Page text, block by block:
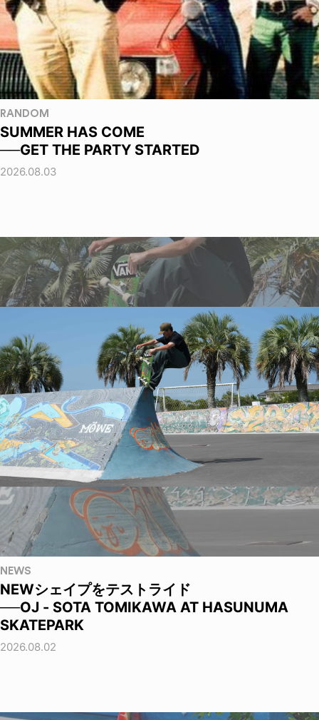
RANDOM
SUMMER HAS COME
──GET THE PARTY STARTED
2026.08.03
NEWS
NEWシェイプをテストライド
──OJ - SOTA TOMIKAWA AT HASUNUMA
SKATEPARK
2026.08.02